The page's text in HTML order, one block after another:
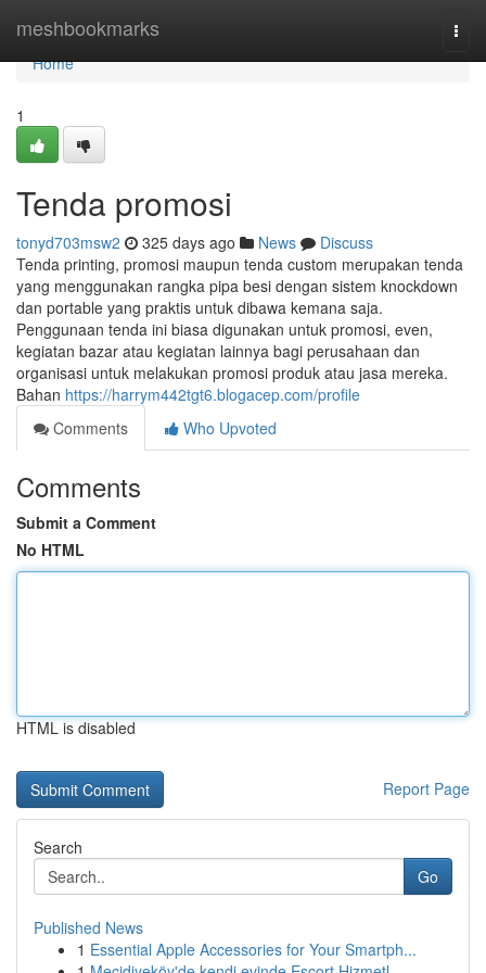
meshbookmarks
Home
Home
1
Tenda promosi
tonyd703msw2 325 days ago News
Discuss
Tenda printing, promosi maupun tenda custom merupakan tenda
yang menggunakan rangka pipa besi dengan sistem knockdown
dan portable yang praktis untuk dibawa kemana saja.
Penggunaan tenda ini biasa digunakan untuk promosi, even,
kegiatan bazar atau kegiatan lainnya bagi perusahaan dan
organisasi untuk melakukan promosi produk atau jasa mereka.
Bahan https://harrym442tgt6.blogacep.com/profile
Comments
Who Upvoted
Comments
Submit a Comment
No HTML
HTML is disabled
Report Page
Search
Go
Published News
1 Essential Apple Accessories for Your Smartph...